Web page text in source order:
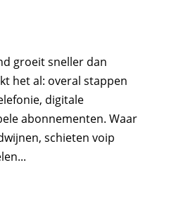
groeit sneller dan
het al: overal stappen
digitale
abonnementen. Waar
schieten voip